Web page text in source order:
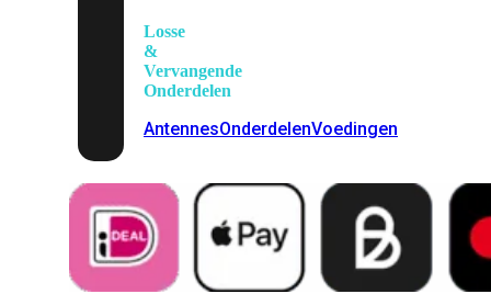
Losse
&
Vervangende
Onderdelen
AntennesOnderdelenVoedingen